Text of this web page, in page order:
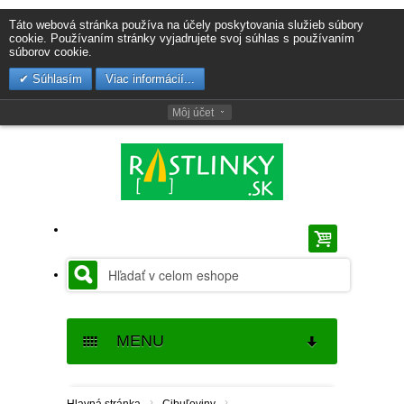
Táto webová stránka používa na účely poskytovania služieb súbory
cookie. Používaním stránky vyjadrujete svoj súhlas s používaním
súborov cookie.
Súhlasím
Viac informácií...
Môj účet
MENU